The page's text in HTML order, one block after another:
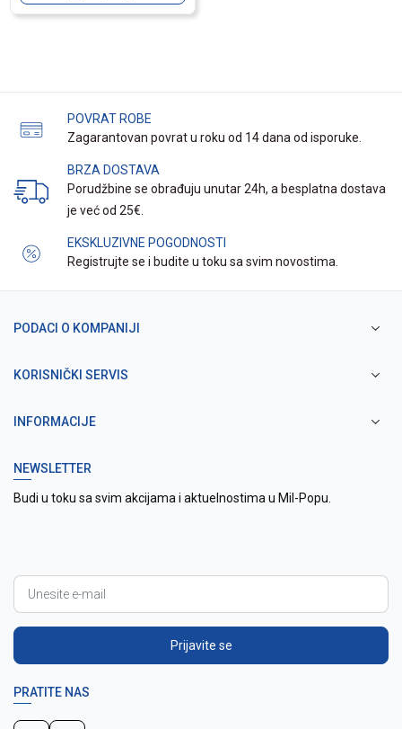
POVRAT ROBE
Zagarantovan povrat u roku od 14 dana od isporuke.
BRZA DOSTAVA
Porudžbine se obrađuju unutar 24h, a besplatna dostava
je već od 25€.
EKSKLUZIVNE POGODNOSTI
Registrujte se i budite u toku sa svim novostima.
PODACI O KOMPANIJI
KORISNIČKI SERVIS
INFORMACIJE
NEWSLETTER
Budi u toku sa svim akcijama i aktuelnostima u Mil-Popu.
Prijavite se
PRATITE NAS